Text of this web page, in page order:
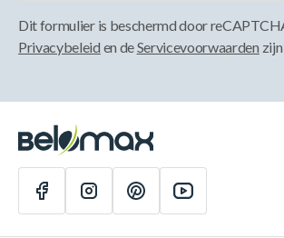
Dit formulier is beschermd door
Privacybeleid en deServicevoorwaarden